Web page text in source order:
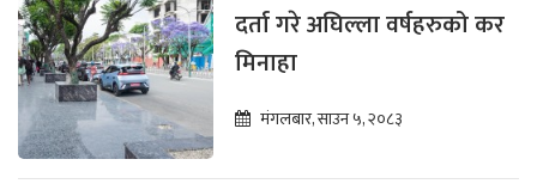
दर्ता गरे अघिल्ला वर्षहरुको कर
मिनाहा
मंगलबार, साउन ५, २०८३